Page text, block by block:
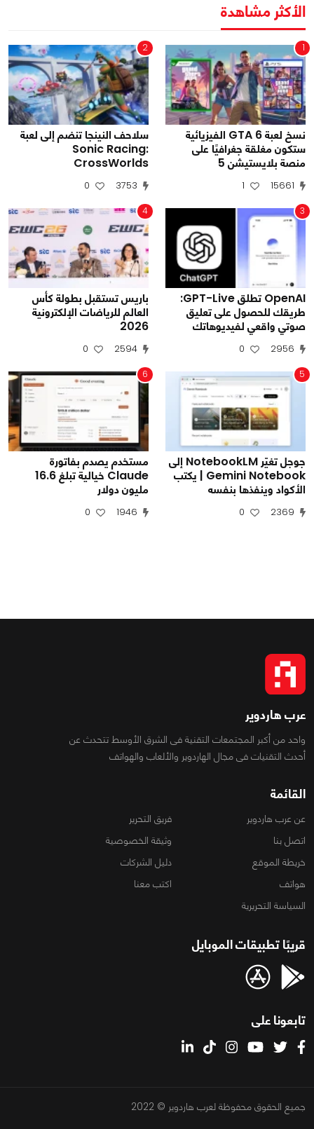
الأكثر مشاهدة
1
نسخ لعبة GTA 6 الفيزيائية
ستكون مغلقة جغرافيًا على
منصة بلايستيشن 5
15661
1
2
سلاحف النينجا تنضم إلى لعبة
Sonic Racing:
CrossWorlds
3753
0
3
OpenAI تطلق GPT-Live:
طريقك للحصول على تعليق
صوتي واقعي لفيديوهاتك
2956
0
4
باريس تستقبل بطولة كأس
العالم للرياضات الإلكترونية
2026
2594
0
5
جوجل تغيّر NotebookLM إلى
Gemini Notebook | يكتب
الأكواد وينفذها بنفسه
2369
0
6
مستخدم يصدم بفاتورة
Claude خيالية تبلغ 16.6
مليون دولار
1946
0
عرب هاردوير
واحد من أكبر المجتمعات التقنية فى الشرق الأوسط تتحدث عن
أحدث التقنيات فى مجال الهاردوير والألعاب والهواتف
القائمة
عن عرب هاردوير
فريق التحرير
اتصل بنا
وثيقة الخصوصية
خريطة الموقع
دليل الشركات
هواتف
اكتب معنا
السياسة التحريرية
قريبًا تطبيقات الموبايل
تابعونا على
جميع الحقوق محفوظة لعرب هاردوير © 2022